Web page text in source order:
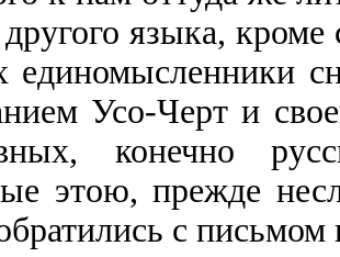
языка,
единомысленники
Усо-Черт и
конечно
этою, прежде
с